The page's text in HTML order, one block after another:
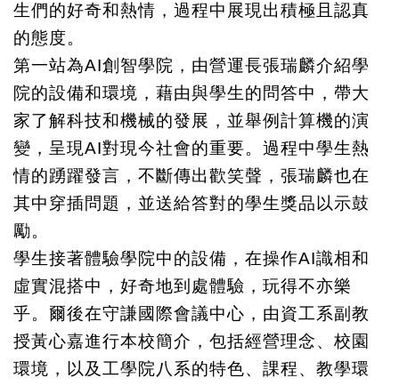
生們的好奇和熱情，過程中展現出積極且認真
的態度。
第一站為AI創智學院，由營運長張瑞麟介紹學
院的設備和環境，藉由與學生的問答中，帶大
家了解科技和機械的發展，並舉例計算機的演
變，呈現AI對現今社會的重要。過程中學生熱
情的踴躍發言，不斷傳出歡笑聲，張瑞麟也在
其中穿插問題，並送給答對的學生獎品以示鼓
勵。
學生接著體驗學院中的設備，在操作AI識相和
虛實混搭中，好奇地到處體驗，玩得不亦樂
乎。爾後在守謙國際會議中心，由資工系副教
授黃心嘉進行本校簡介，包括經營理念、校園
環境，以及工學院八系的特色、課程、教學環